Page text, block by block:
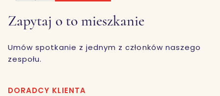
Zapytaj o to mieszkanie
Umów spotkanie z jednym z członków naszego
zespołu.
DORADCY KLIENTA